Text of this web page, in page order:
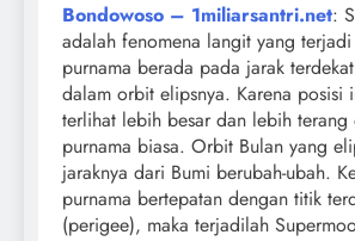
Bondowoso – 1miliarsantri.net:
adalah fenomena langit yang
purnama berada pada jarak
dalam orbit elipsnya. Karena posisi
terlihat lebih besar dan lebih
purnama biasa. Orbit Bulan yang
jaraknya dari Bumi berubah-ubah.
purnama bertepatan dengan titik
(perigee), maka terjadilah